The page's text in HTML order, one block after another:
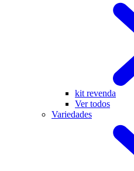
kit revenda
Ver todos
Variedades